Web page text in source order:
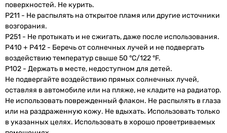
поверхностей. Не курить.
P211 - Не распылять на открытое пламя или другие источники
возгорания.
P251 - Не протыкать и не сжигать, даже после использования.
P410 + P412 - Беречь от солнечных лучей и не подвергать
воздействию температур свыше 50 °C/122 °F.
P102 - Держать в месте, недоступном для детей.
Не подвергайте воздействию прямых солнечных лучей,
оставляя в автомобиле или на пляже, не кладите на радиатор.
Не использовать поврежденный флакон. Не распылять в глаза
или на раздраженную кожу. Не вдыхать. Использовать только
в указанных целях. Использовать в хорошо проветриваемых